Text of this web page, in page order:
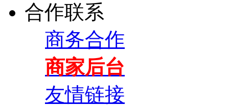
合作联系
商务合作
商家后台
友情链接